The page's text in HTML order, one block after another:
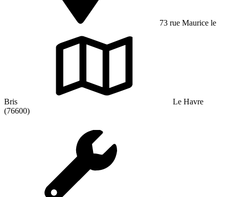
73 rue Maurice le
Bris
Le Havre
(76600)